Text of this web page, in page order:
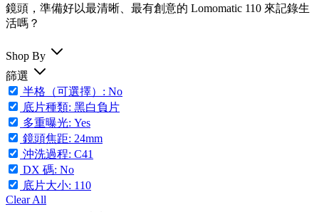
鏡頭，準備好以最清晰、最有創意的 Lomomatic 110 來記錄生
活嗎？
Shop By
篩選
半格（可選擇）: No
底片種類: 黑白負片
多重曝光: Yes
鏡頭焦距: 24mm
沖洗過程: C41
DX 碼: No
底片大小: 110
Clear All